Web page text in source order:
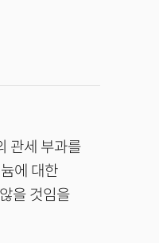
관세 부과를
에 대한
을 것임을